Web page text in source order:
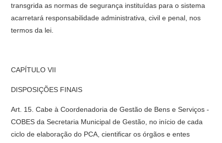
transgrida as normas de segurança instituídas para o sistema
acarretará responsabilidade administrativa, civil e penal, nos
termos da lei.
CAPÍTULO VII
DISPOSIÇÕES FINAIS
Art. 15. Cabe à Coordenadoria de Gestão de Bens e Serviços -
COBES da Secretaria Municipal de Gestão, no início de cada
ciclo de elaboração do PCA, cientificar os órgãos e entes